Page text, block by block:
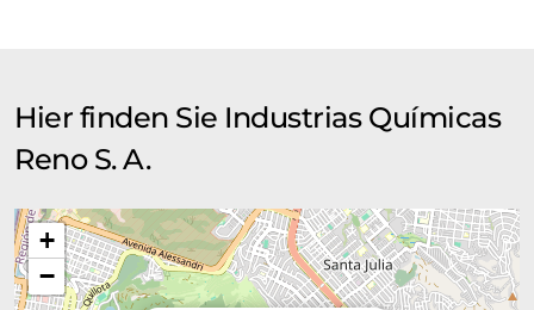
Hier finden Sie Industrias Químicas
Reno S. A.
+
−